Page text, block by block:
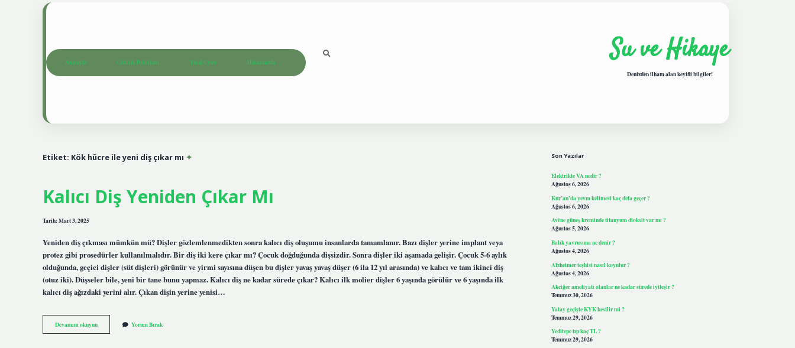
Anasayfa Gizlilik Politikası Yasal Uyarı Hakkımızda Su ve Hikaye
Denizden ilham alan keyifli bilgiler!
Etiket: Kök hücre ile yeni diş çıkar mı
Kalıcı Diş Yeniden Çıkar Mı
Tarih: Mart 3, 2025
Yeniden diş çıkması mümkün mü? Dişler gözlemlenmedikten sonra kalıcı diş oluşumu insanlarda tamamlanır. Bazı dişler yerine implant veya
protez gibi prosedürler kullanılmalıdır. Bir diş iki kere çıkar mı? Çocuk doğduğunda dişsizdir. Sonra dişler iki aşamada gelişir. Çocuk 5-6 aylık
olduğunda, geçici dişler (süt dişleri) görünür ve yirmi sayısına düşen bu dişler yavaş yavaş düşer (6 ila 12 yıl arasında) ve kalıcı ve tam ikinci diş
(otuz iki). Düşseler bile, yeni bir tane bunu yapmaz. Kalıcı diş ne kadar sürede çıkar? Kalıcı ilk molier dişler 6 yaşında görülür ve 6 yaşında ilk
kalıcı diş ağızdaki yerini alır. Çıkan dişin yerine yenisi…
Devamını okuyunKalıcı
Diş
Yorum Bırak
Son Yazılar
Elektrikte VA nedir ?
Ağustos 6, 2026
Kur’an’da yevm kelimesi kaç defa geçer ?
Ağustos 6, 2026
Avène güneş kreminde titanyum dioksit var mı ?
Ağustos 5, 2026
Balık yavrusuna ne denir ?
Ağustos 4, 2026
Alzheimer teşhisi nasıl koyulur ?
Ağustos 4, 2026
Akciğer ameliyatı olanlar ne kadar sürede iyileşir ?
Temmuz 30, 2026
Yatay geçişte KYK kesilir mi ?
Temmuz 29, 2026
Yeditepe tıp kaç TL ?
Temmuz 29, 2026